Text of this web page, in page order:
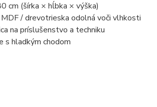
cm (šírka × hĺbka × výška)
/ drevotrieska odolná voči vlhkosti
na príslušenstvo a techniku
s hladkým chodom